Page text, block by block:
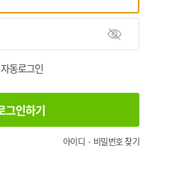
자동로그인
아이디 · 비밀번호 찾기